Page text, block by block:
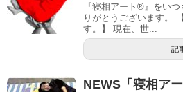
『寝相アート®』をい
りがとうございます。
す。】 現在、世...
記
NEWS「寝相ア